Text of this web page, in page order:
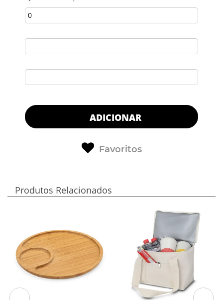
ADICIONAR
Favoritos
Produtos Relacionados